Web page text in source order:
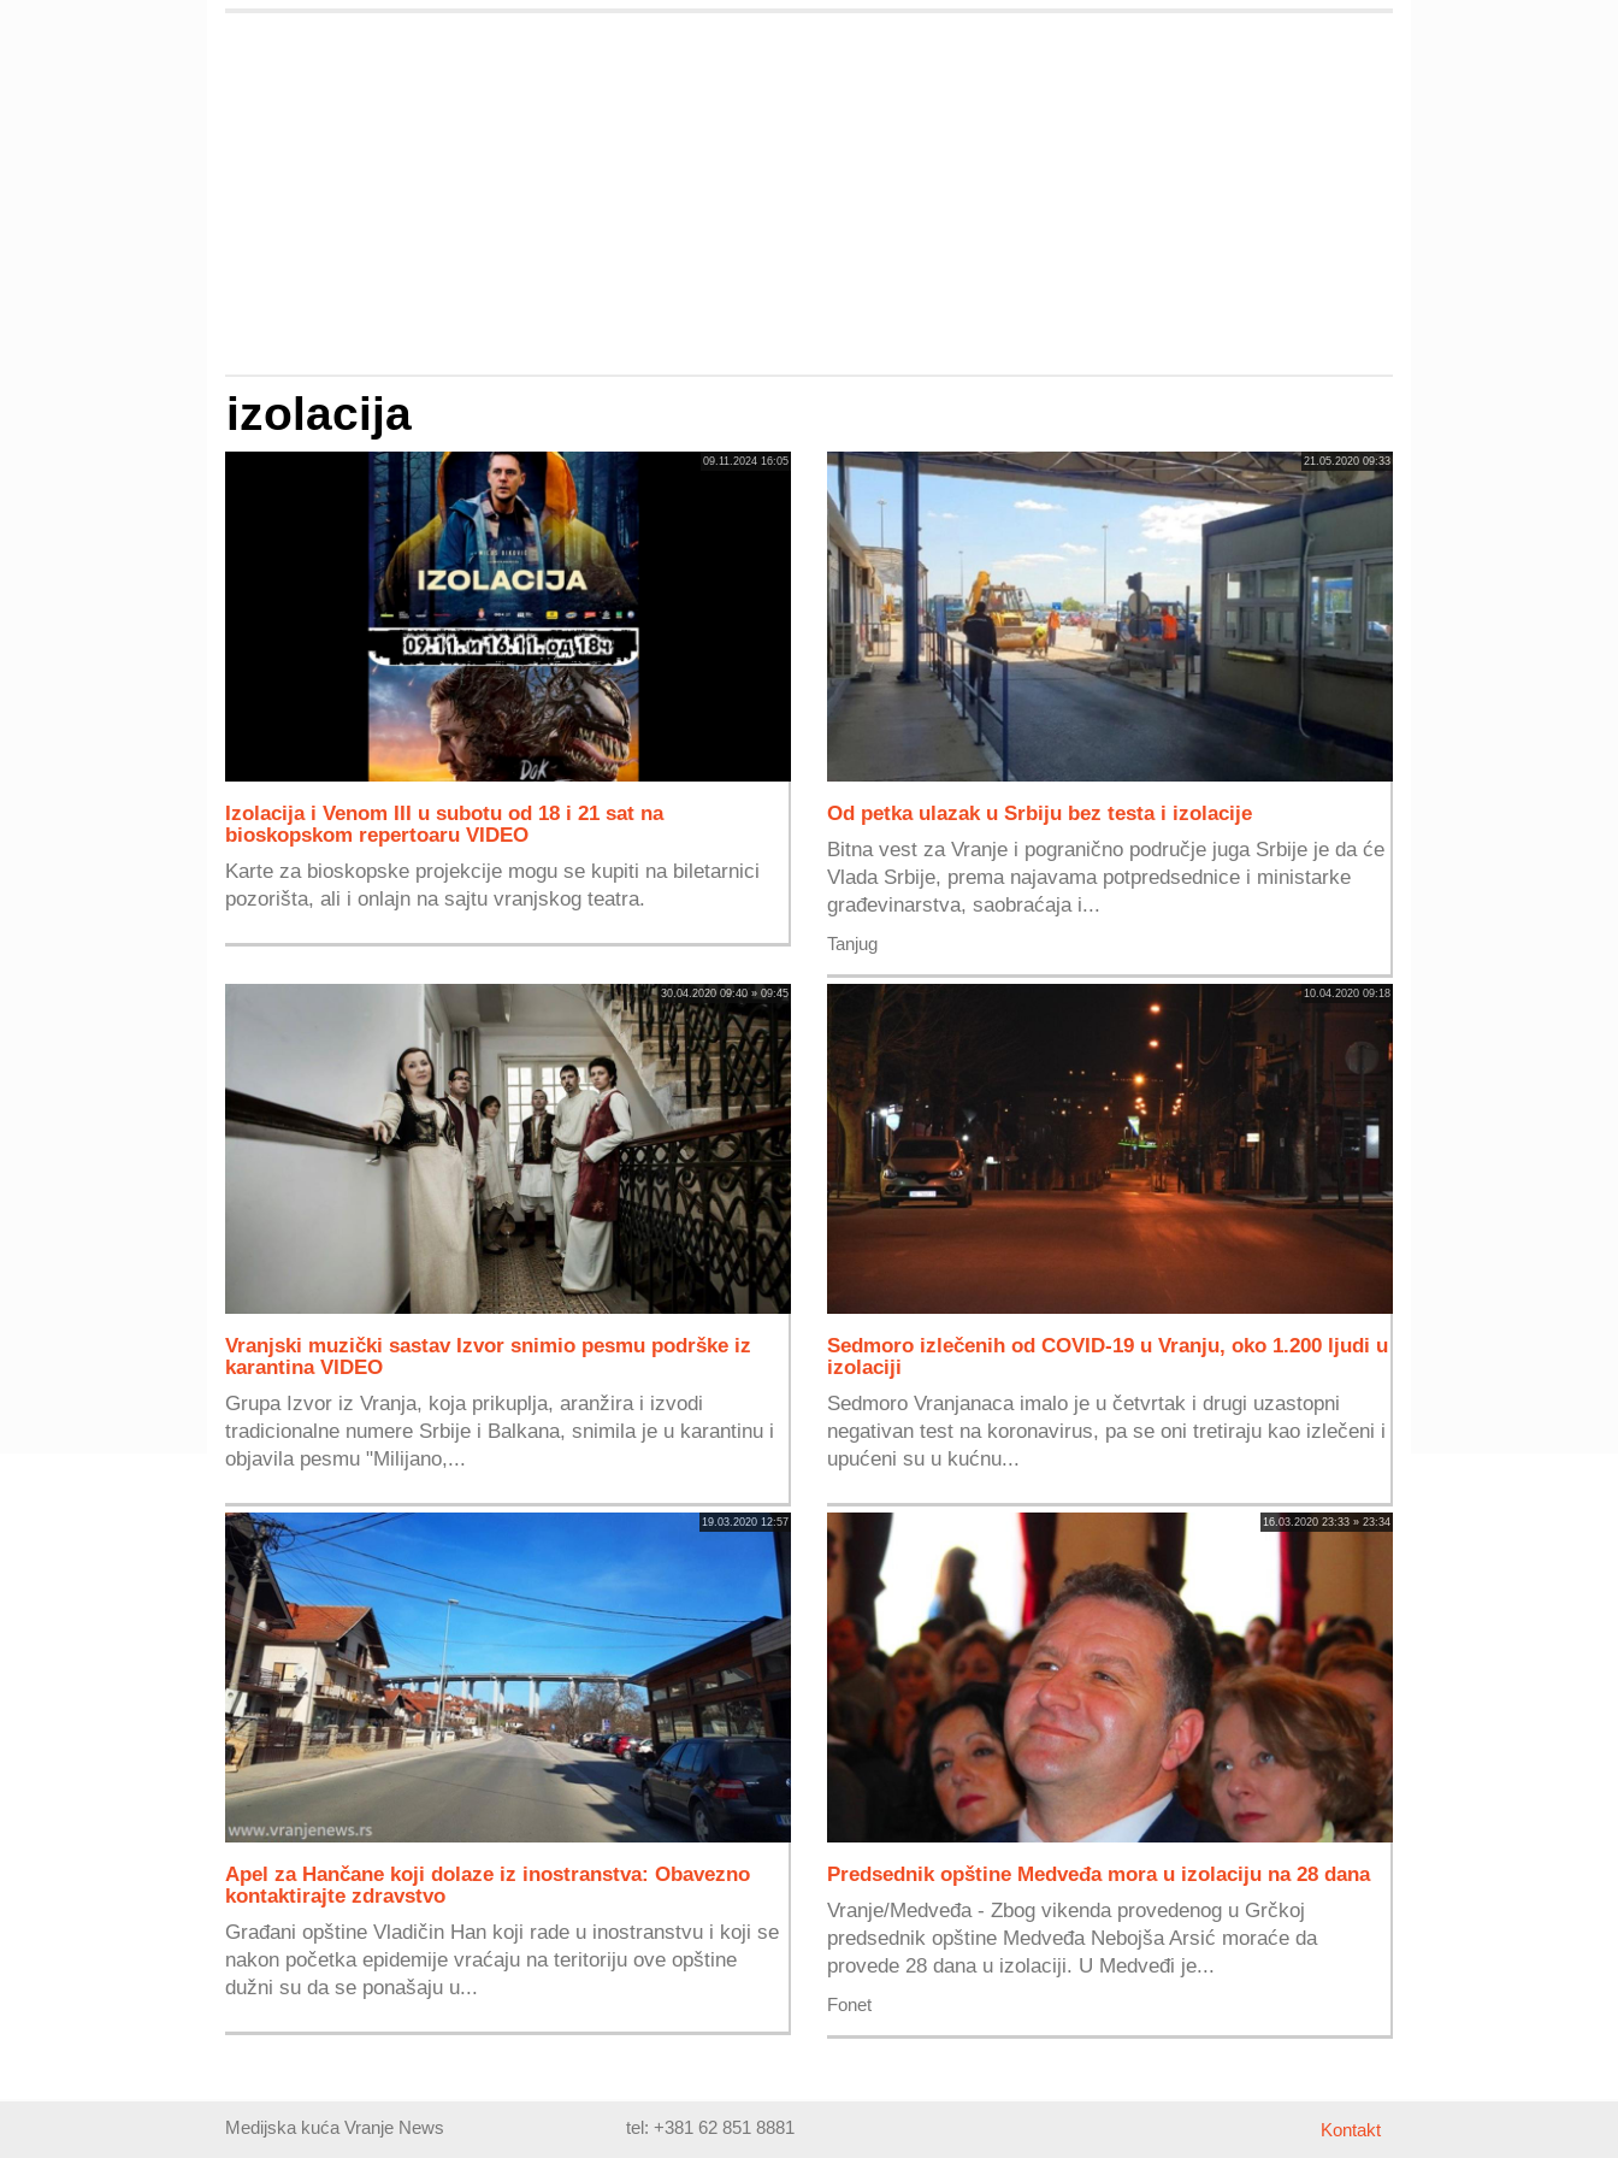
izolacija
09.11.2024 16:05
Izolacija i Venom III u subotu od 18 i 21 sat na
bioskopskom repertoaru VIDEO
Karte za bioskopske projekcije mogu se kupiti na biletarnici
pozorišta, ali i onlajn na sajtu vranjskog teatra.
21.05.2020 09:33
Od petka ulazak u Srbiju bez testa i izolacije
Bitna vest za Vranje i pogranično područje juga Srbije je da će
Vlada Srbije, prema najavama potpredsednice i ministarke
građevinarstva, saobraćaja i...
Tanjug
30.04.2020 09:40 » 09:45
Vranjski muzički sastav Izvor snimio pesmu podrške iz
karantina VIDEO
Grupa Izvor iz Vranja, koja prikuplja, aranžira i izvodi
tradicionalne numere Srbije i Balkana, snimila je u karantinu i
objavila pesmu "Milijano,...
10.04.2020 09:18
Sedmoro izlečenih od COVID-19 u Vranju, oko 1.200 ljudi u
izolaciji
Sedmoro Vranjanaca imalo je u četvrtak i drugi uzastopni
negativan test na koronavirus, pa se oni tretiraju kao izlečeni i
upućeni su u kućnu...
19.03.2020 12:57
Apel za Hančane koji dolaze iz inostranstva: Obavezno
kontaktirajte zdravstvo
Građani opštine Vladičin Han koji rade u inostranstvu i koji se
nakon početka epidemije vraćaju na teritoriju ove opštine
dužni su da se ponašaju u...
16.03.2020 23:33 » 23:34
Predsednik opštine Medveđa mora u izolaciju na 28 dana
Vranje/Medveđa - Zbog vikenda provedenog u Grčkoj
predsednik opštine Medveđa Nebojša Arsić moraće da
provede 28 dana u izolaciji. U Medveđi je...
Fonet
Medijska kuća Vranje News
tel: +381 62 851 8881
Kontakt